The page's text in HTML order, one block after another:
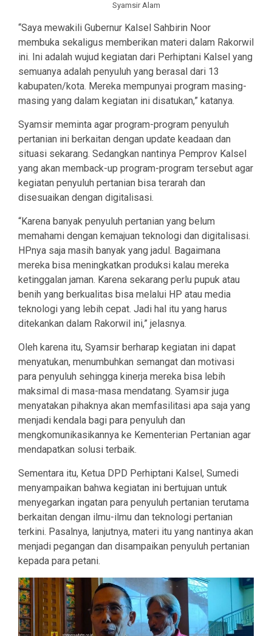
Syamsir Alam
“Saya mewakili Gubernur Kalsel Sahbirin Noor
membuka sekaligus memberikan materi dalam Rakorwil
ini. Ini adalah wujud kegiatan dari Perhiptani Kalsel yang
semuanya adalah penyuluh yang berasal dari 13
kabupaten/kota. Mereka mempunyai program masing-
masing yang dalam kegiatan ini disatukan,” katanya.
Syamsir meminta agar program-program penyuluh
pertanian ini berkaitan dengan update keadaan dan
situasi sekarang. Sedangkan nantinya Pemprov Kalsel
yang akan memback-up program-program tersebut agar
kegiatan penyuluh pertanian bisa terarah dan
disesuaikan dengan digitalisasi.
“Karena banyak penyuluh pertanian yang belum
memahami dengan kemajuan teknologi dan digitalisasi.
HPnya saja masih banyak yang jadul. Bagaimana
mereka bisa meningkatkan produksi kalau mereka
ketinggalan jaman. Karena sekarang perlu pupuk atau
benih yang berkualitas bisa melalui HP atau media
teknologi yang lebih cepat. Jadi hal itu yang harus
ditekankan dalam Rakorwil ini,” jelasnya.
Oleh karena itu, Syamsir berharap kegiatan ini dapat
menyatukan, menumbuhkan semangat dan motivasi
para penyuluh sehingga kinerja mereka bisa lebih
maksimal di masa-masa mendatang. Syamsir juga
menyatakan pihaknya akan memfasilitasi apa saja yang
menjadi kendala bagi para penyuluh dan
mengkomunikasikannya ke Kementerian Pertanian agar
mendapatkan solusi terbaik.
Sementara itu, Ketua DPD Perhiptani Kalsel, Sumedi
menyampaikan bahwa kegiatan ini bertujuan untuk
menyegarkan ingatan para penyuluh pertanian terutama
berkaitan dengan ilmu-ilmu dan teknologi pertanian
terkini. Pasalnya, lanjutnya, materi itu yang nantinya akan
menjadi pegangan dan disampaikan penyuluh pertanian
kepada para petani.